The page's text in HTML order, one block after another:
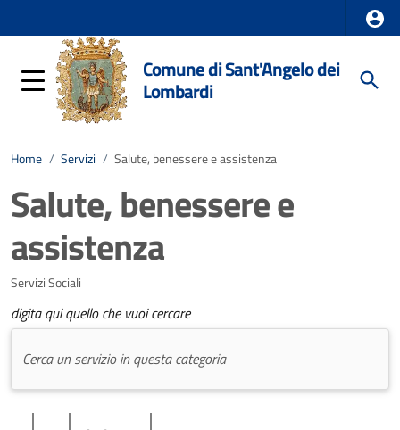
Comune di Sant'Angelo dei
Lombardi
Home / Servizi / Salute, benessere e assistenza
Salute, benessere e
assistenza
Servizi Sociali
digita qui quello che vuoi cercare